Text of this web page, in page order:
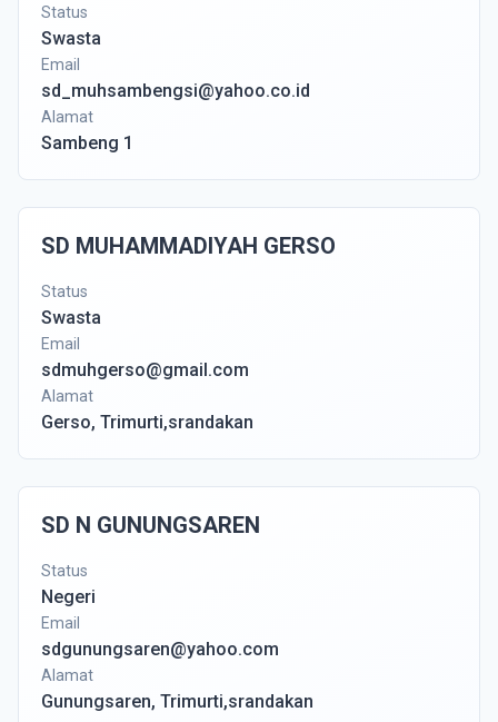
Status
Swasta
Email
sd_muhsambengsi@yahoo.co.id
Alamat
Sambeng 1
SD MUHAMMADIYAH GERSO
Status
Swasta
Email
sdmuhgerso@gmail.com
Alamat
Gerso, Trimurti,srandakan
SD N GUNUNGSAREN
Status
Negeri
Email
sdgunungsaren@yahoo.com
Alamat
Gunungsaren, Trimurti,srandakan